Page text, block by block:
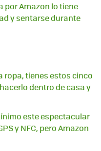
por Amazon lo tiene
y sentarse durante
ropa, tienes estos cinco
dentro de casa y
este espectacular
y NFC, pero Amazon